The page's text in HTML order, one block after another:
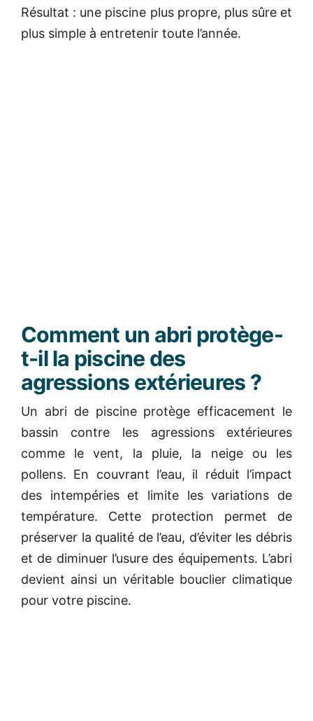
Résultat : une piscine plus propre, plus sûre et
plus simple à entretenir toute l’année.
Comment un abri protège-
t-il la piscine des
agressions extérieures ?
Un abri de piscine protège efficacement le
bassin contre les agressions extérieures
comme le vent, la pluie, la neige ou les
pollens. En couvrant l’eau, il réduit l’impact
des intempéries et limite les variations de
température. Cette protection permet de
préserver la qualité de l’eau, d’éviter les débris
et de diminuer l’usure des équipements. L’abri
devient ainsi un véritable bouclier climatique
pour votre piscine.